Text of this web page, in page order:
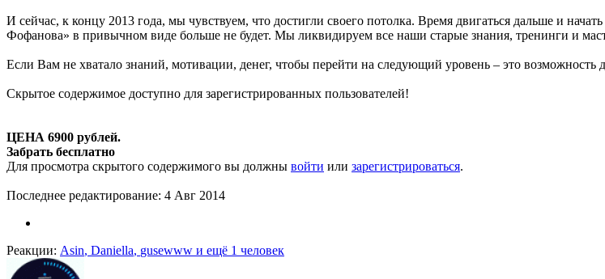
И сейчас, к концу 2013 года, мы чувствуем, что достигли своего потолка. Время двигаться дальше и
Фофанова» в привычном виде больше не будет. Мы ликвидируем все наши старые знания, тренинги и
Если Вам не хватало знаний, мотивации, денег, чтобы перейти на следующий уровень – это возможность
Скрытое содержимое доступно для зарегистрированных пользователей!
ЦЕНА 6900 рублей.
Забрать бесплатно
Для просмотра скрытого содержимого вы должны войти или зарегистрироваться.
Последнее редактирование: 4 Авг 2014
Реакции: Asin, Daniella, gusewww и ещё 1 человек